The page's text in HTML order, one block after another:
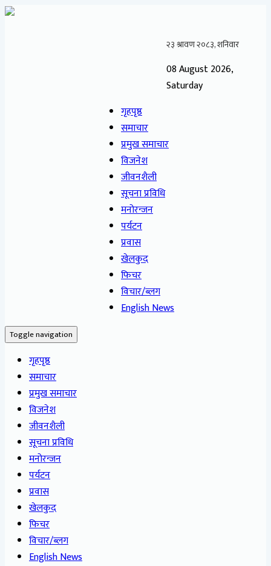
08 August 2026,
Saturday
गृहपृष्ठ
समाचार
प्रमुख समाचार
विजनेश
जीवनशैली
सूचना प्रविधि
मनोरन्जन
पर्यटन
प्रवास
खेलकुद
फिचर
विचार/ब्लग
English News
Toggle navigation
गृहपृष्ठ
समाचार
प्रमुख समाचार
विजनेश
जीवनशैली
सूचना प्रविधि
मनोरन्जन
पर्यटन
प्रवास
खेलकुद
फिचर
विचार/ब्लग
English News